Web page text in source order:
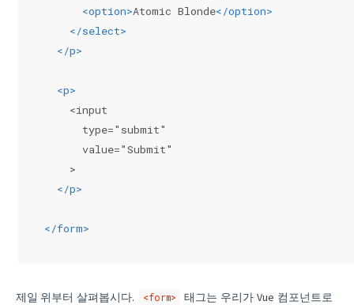
<option>Atomic Blonde</option>
</select>
</p>
<p>
    <input
      type="submit"
      value="Submit"
    >
</p>
</form>
제일 위부터 살펴봅시다. <form>
태그는 우리가 Vue 컴포넌트로